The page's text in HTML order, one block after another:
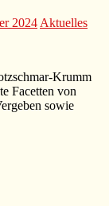
2024 Aktuelles
Krumm
Facetten von
sowie